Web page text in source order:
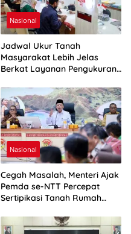
Nasional
Jadwal Ukur Tanah
Masyarakat Lebih Jelas
Berkat Layanan Pengukuran
Nasional
Cegah Masalah, Menteri Ajak
Pemda se-NTT Percepat
Sertipikasi Tanah Rumah